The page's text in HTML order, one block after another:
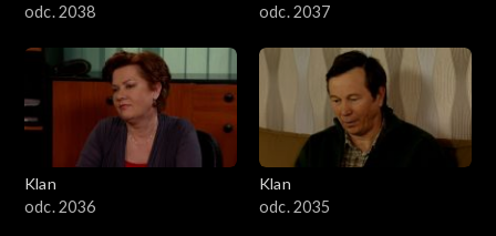
odc. 2038
odc. 2037
Klan
odc. 2036
Klan
odc. 2035